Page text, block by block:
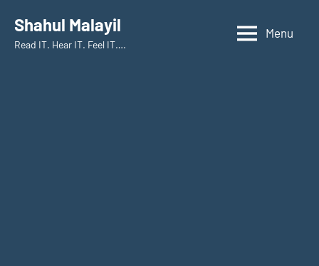
content
Shahul Malayil
Read IT. Hear IT. Feel IT….
Menu